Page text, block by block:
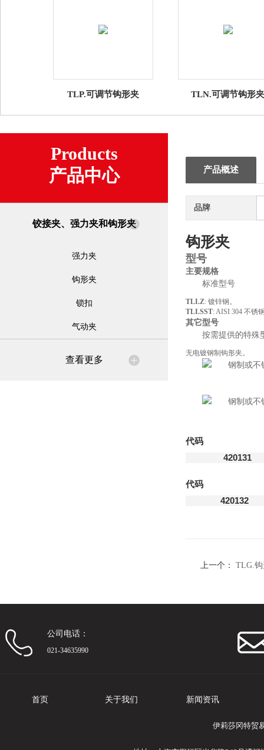
TLP.可调节钩形夹 TLN.可调节钩形夹
Products
产品中心
铰接夹、强力夹和钩形夹
强力夹
钩形夹
锁扣
气动夹
查看更多
产品概述
品牌
钩形夹
型号
主要规格
标准型号
TLI.Z: 镀锌钢。
TLI.SST: AISI 304 不锈
其它型号
按需提供的特殊
无电镀钢制钩形夹。
代码
420131
代码
420132
上一个： TLG.
公司电话：
021-34635990
首页 关于我们 新闻资讯
伊莉莎冈特贸